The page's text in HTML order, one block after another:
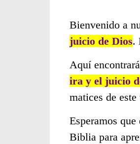
Bienvenido a
juicio de Dios.
Aquí
ira y el juicio
matices de este
Esperamos
Biblia para